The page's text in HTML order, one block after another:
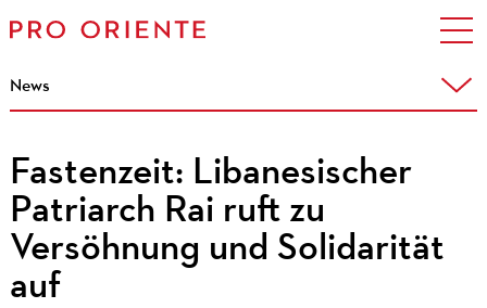
News
Fastenzeit: Libanesischer
Patriarch Rai ruft zu
Versöhnung und Solidarität
auf